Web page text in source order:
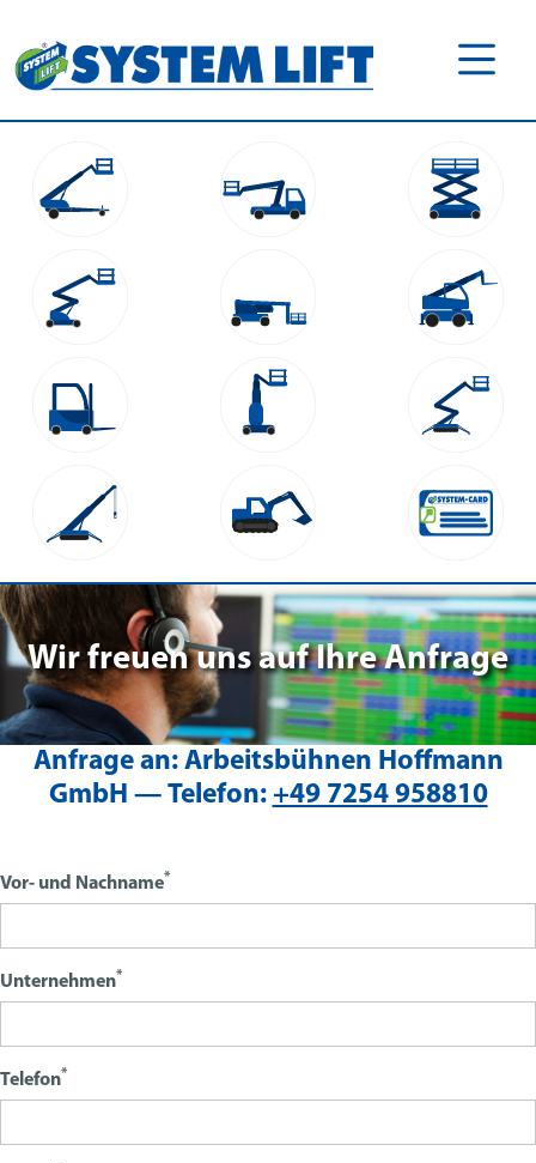
Wir freuen uns auf Ihre Anfrage
Anfrage an:Arbeitsbühnen Hoffmann
GmbH — Telefon: +49 7254 958810
Vor- und Nachname*
Unternehmen*
Telefon*